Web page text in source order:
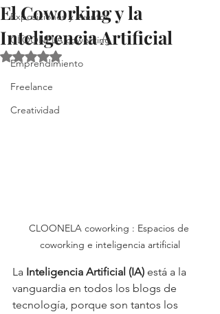
Exposiciones y eventos
CLOONELA coworking
Emprendimiento
Freelance
Creatividad
El Coworking y la
Inteligencia Artificial
Obtuvo NaN de 5 estrellas.
CLOONELA coworking : Espacios de
coworking e inteligencia artificial
La Inteligencia Artificial (IA) está a la
vanguardia en todos los blogs de
tecnología, porque son tantos los